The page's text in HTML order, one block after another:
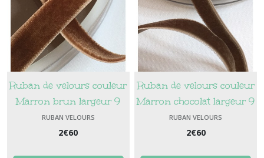
Ruban de velours couleur
Marron brun largeur 9
mm
RUBAN VELOURS
2€60
Ruban de velours couleur
Marron chocolat largeur 9
mm
RUBAN VELOURS
2€60